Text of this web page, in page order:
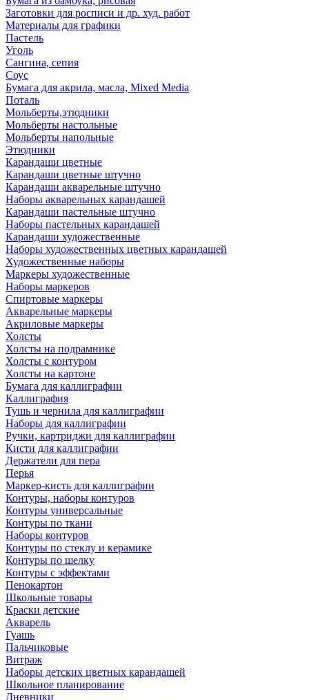
Заготовки для росписи и др. худ. работ
Материалы для графики
Пастель
Уголь
Сангина, сепия
Соус
Бумага для акрила, масла, Mixed Media
Поталь
Мольберты,этюдники
Мольберты настольные
Мольберты напольные
Этюдники
Карандаши цветные
Карандаши цветные штучно
Карандаши акварельные штучно
Наборы акварельных карандашей
Карандаши пастельные штучно
Наборы пастельных карандашей
Карандаши художественные
Наборы художественных цветных карандашей
Художественные наборы
Маркеры художественные
Наборы маркеров
Спиртовые маркеры
Акварельные маркеры
Акриловые маркеры
Холсты
Холсты на подрамнике
Холсты с контуром
Холсты на картоне
Бумага для каллиграфии
Каллиграфия
Тушь и чернила для каллиграфии
Наборы для каллиграфии
Ручки, картриджи для каллиграфии
Кисти для каллиграфии
Держатели для пера
Перья
Маркер-кисть для каллиграфии
Контуры, наборы контуров
Контуры универсальные
Контуры по ткани
Наборы контуров
Контуры по стеклу и керамике
Контуры по шелку
Контуры с эффектами
Пенокартон
Школьные товары
Краски детские
Акварель
Гуашь
Пальчиковые
Витраж
Наборы детских цветных карандашей
Школьное планирование
Дневники